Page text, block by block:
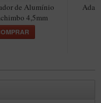
de Alumínio
4,5mm